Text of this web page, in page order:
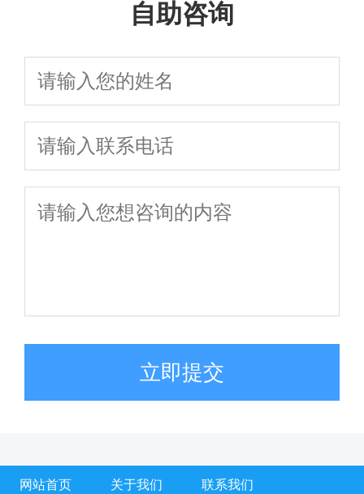
自助咨询
立即提交
网站首页 关于我们 联系我们